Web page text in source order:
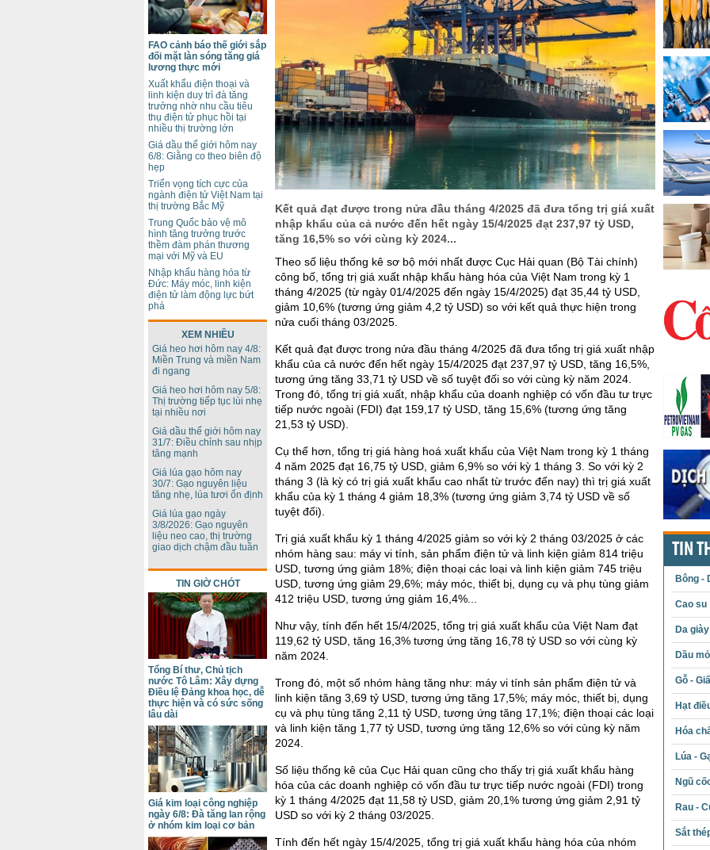
Kết quả đạt được trong nửa đầu tháng 4/2025 đã đưa tổng trị giá xuất
nhập khẩu của cả nước đến hết ngày 15/4/2025 đạt 237,97 tỷ USD,
tăng 16,5% so với cùng kỳ 2024...
Theo số liệu thống kê sơ bộ mới nhất được Cục Hải quan (Bộ Tài chính)
công bố, tổng trị giá xuất nhập khẩu hàng hóa của Việt Nam trong kỳ 1
tháng 4/2025 (từ ngày 01/4/2025 đến ngày 15/4/2025) đạt 35,44 tỷ USD,
giảm 10,6% (tương ứng giảm 4,2 tỷ USD) so với kết quả thực hiện trong
nửa cuối tháng 03/2025.
Kết quả đạt được trong nửa đầu tháng 4/2025 đã đưa tổng trị giá xuất nhập
khẩu của cả nước đến hết ngày 15/4/2025 đạt 237,97 tỷ USD, tăng 16,5%,
tương ứng tăng 33,71 tỷ USD về số tuyệt đối so với cùng kỳ năm 2024.
Trong đó, tổng trị giá xuất, nhập khẩu của doanh nghiệp có vốn đầu tư trực
tiếp nước ngoài (FDI) đạt 159,17 tỷ USD, tăng 15,6% (tương ứng tăng
21,53 tỷ USD).
Cụ thể hơn, tổng trị giá hàng hoá xuất khẩu của Việt Nam trong kỳ 1 tháng
4 năm 2025 đạt 16,75 tỷ USD, giảm 6,9% so với kỳ 1 tháng 3. So với kỳ 2
tháng 3 (là kỳ có trị giá xuất khẩu cao nhất từ trước đến nay) thì trị giá xuất
khẩu của kỳ 1 tháng 4 giảm 18,3% (tương ứng giảm 3,74 tỷ USD về số
tuyệt đối).
Trị giá xuất khẩu kỳ 1 tháng 4/2025 giảm so với kỳ 2 tháng 03/2025 ở các
nhóm hàng sau: máy vi tính, sản phẩm điện tử và linh kiện giảm 814 triệu
USD, tương ứng giảm 18%; điện thoại các loại và linh kiện giảm 745 triệu
USD, tương ứng giảm 29,6%; máy móc, thiết bị, dụng cụ và phụ tùng giảm
412 triệu USD, tương ứng giảm 16,4%...
Như vậy, tính đến hết 15/4/2025, tổng trị giá xuất khẩu của Việt Nam đạt
119,62 tỷ USD, tăng 16,3% tương ứng tăng 16,78 tỷ USD so với cùng kỳ
năm 2024.
Trong đó, một số nhóm hàng tăng như: máy vi tính sản phẩm điện tử và
linh kiện tăng 3,69 tỷ USD, tương ứng tăng 17,5%; máy móc, thiết bị, dụng
cụ và phụ tùng tăng 2,11 tỷ USD, tương ứng tăng 17,1%; điện thoại các loại
và linh kiện tăng 1,77 tỷ USD, tương ứng tăng 12,6% so với cùng kỳ năm
2024.
Số liệu thống kê của Cục Hải quan cũng cho thấy trị giá xuất khẩu hàng
hóa của các doanh nghiệp có vốn đầu tư trực tiếp nước ngoài (FDI) trong
kỳ 1 tháng 4/2025 đạt 11,58 tỷ USD, giảm 20,1% tương ứng giảm 2,91 tỷ
USD so với kỳ 2 tháng 03/2025.
Tính đến hết ngày 15/4/2025, tổng trị giá xuất khẩu hàng hóa của nhóm
FAO cảnh báo thế giới sắp
đối mặt làn sóng tăng giá
lương thực mới
Xuất khẩu điện thoại và
linh kiện duy trì đà tăng
trưởng nhờ nhu cầu tiêu
thụ điện tử phục hồi tại
nhiều thị trường lớn
Giá dầu thế giới hôm nay
6/8: Giằng co theo biên độ
hẹp
Triển vọng tích cực của
ngành điện tử Việt Nam tại
thị trường Bắc Mỹ
Trung Quốc bảo vệ mô
hình tăng trưởng trước
thềm đàm phán thương
mại với Mỹ và EU
Nhập khẩu hàng hóa từ
Đức: Máy móc, linh kiện
điện tử làm động lực bứt
phá
XEM NHIỀU
Giá heo hơi hôm nay 4/8:
Miền Trung và miền Nam
đi ngang
Giá heo hơi hôm nay 5/8:
Thị trường tiếp tục lùi nhẹ
tại nhiều nơi
Giá dầu thế giới hôm nay
31/7: Điều chỉnh sau nhịp
tăng mạnh
Giá lúa gạo hôm nay
30/7: Gạo nguyên liệu
tăng nhẹ, lúa tươi ổn định
Giá lúa gạo ngày
3/8/2026: Gạo nguyên
liệu neo cao, thị trường
giao dịch chậm đầu tuần
TIN GIỜ CHÓT
Tổng Bí thư, Chủ tịch
nước Tô Lâm: Xây dựng
Điều lệ Đảng khoa học, dễ
thực hiện và có sức sống
lâu dài
Giá kim loại công nghiệp
ngày 6/8: Đà tăng lan rộng
ở nhóm kim loại cơ bản
TIN
Bông -
Cao su
Da giày
Dầu
Gỗ -
Hạt
Hóa
Lúa -
Ngũ
Rau -
Sắt